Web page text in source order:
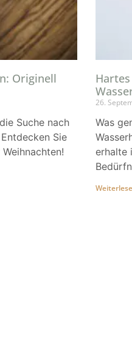
Originell
Suche nach
Sie
26.
Was
erhalte